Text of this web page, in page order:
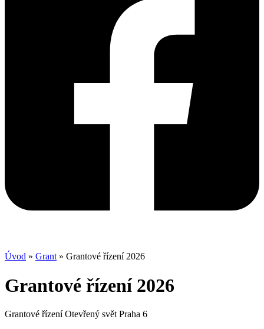
Úvod » Grant » Grantové řízení 2026
Grantové řízení 2026
Grantové řízení Otevřený svět Praha 6